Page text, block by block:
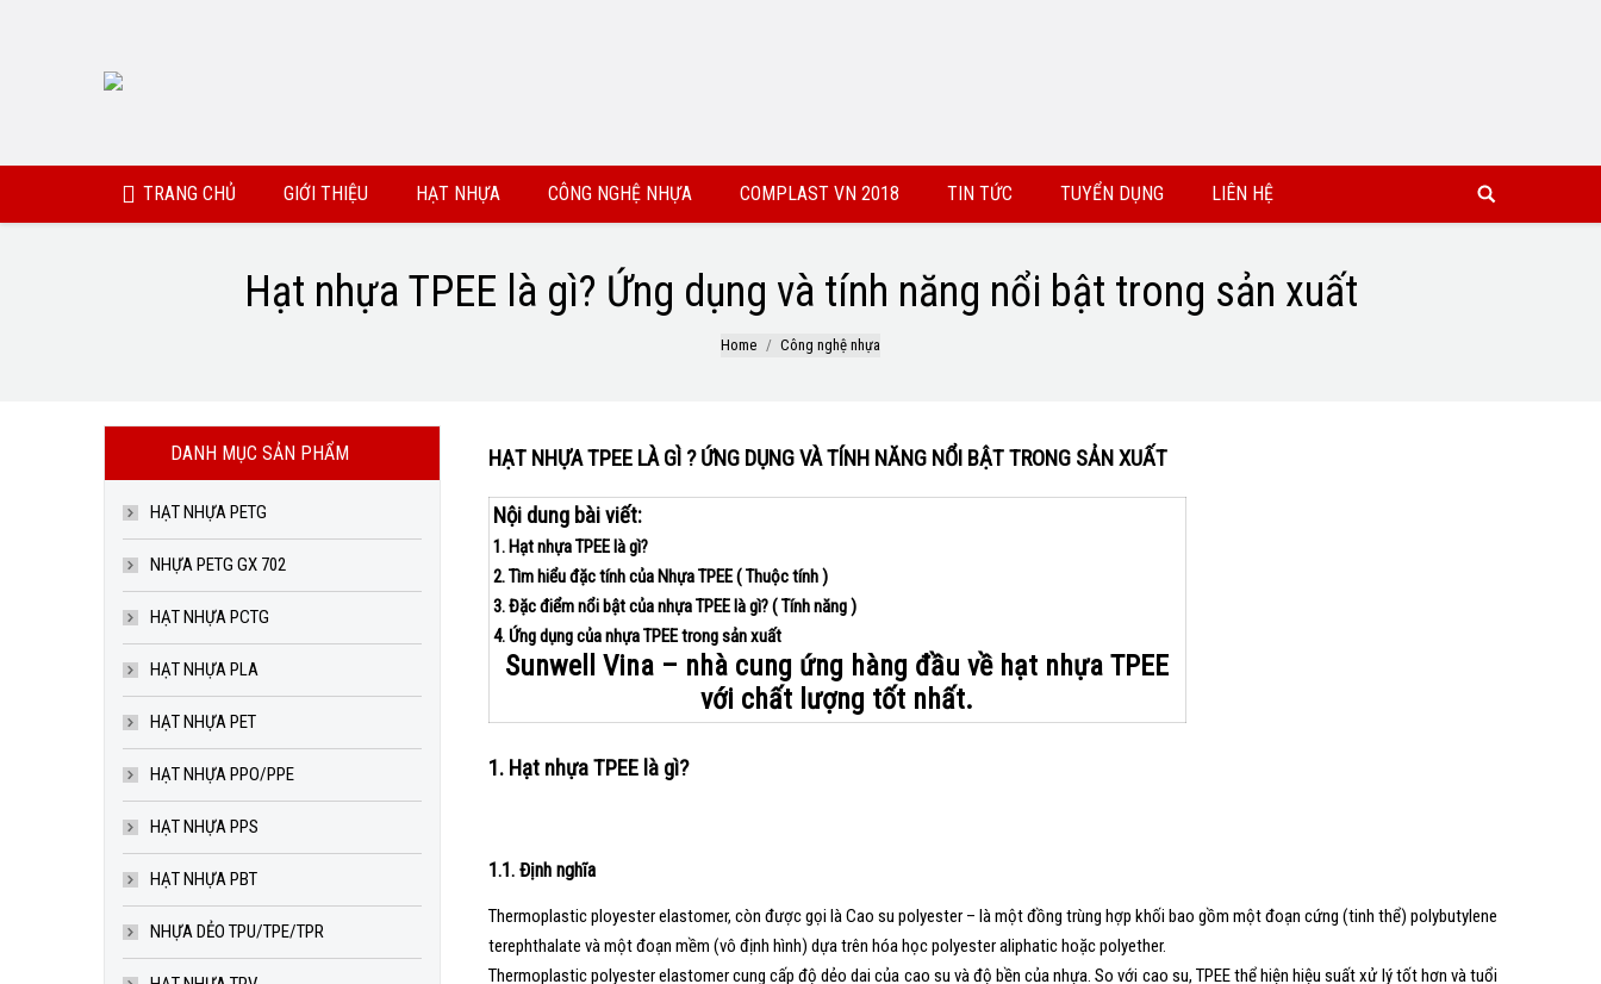
TRANG CHỦ GIỚI THIỆU HẠT NHỰA CÔNG NGHỆ NHỰA COMPLAST VN 2018 TIN TỨC TUYỂN DỤNG LIÊN HỆ
Hạt nhựa TPEE là gì? Ứng dụng và tính năng nổi bật trong sản xuất
Home Công nghệ nhựa
HẠT NHỰA TPEE LÀ GÌ ? ỨNG DỤNG VÀ TÍNH NĂNG NỔI BẬT TRONG SẢN XUẤT
Nội dung bài viết:
1. Hạt nhựa TPEE là gì?
2. Tìm hiểu đặc tính của Nhựa TPEE ( Thuộc tính )
3. Đặc điểm nổi bật của nhựa TPEE là gì? ( Tính năng )
4. Ứng dụng của nhựa TPEE trong sản xuất
Sunwell Vina – nhà cung ứng hàng đầu về hạt nhựa TPEE
với chất lượng tốt nhất.
1. Hạt nhựaTPEElà gì?
1.1. Định nghĩa
Thermoplastic ployester elastomer, còn được gọi là Cao su polyester – là một đồng trùng hợp khối bao gồm một đoạn cứng (tinh thể) polybutylene
terephthalate và một đoạn mềm (vô định hình) dựa trên hóa học polyester aliphatic hoặc polyether.
Thermoplastic polyester elastomer cung cấp độ dẻo dai của cao su và độ bền của nhựa. So với cao su, TPEE thể hiện hiệu suất xử lý tốt hơn và tuổi
DANH MỤC SẢN PHẨM
HẠT NHỰA PETG
NHỰA PETG GX 702
HẠT NHỰA PCTG
HẠT NHỰA PLA
HẠT NHỰA PET
HẠT NHỰA PPO/PPE
HẠT NHỰA PPS
HẠT NHỰA PBT
NHỰA DẺO TPU/TPE/TPR